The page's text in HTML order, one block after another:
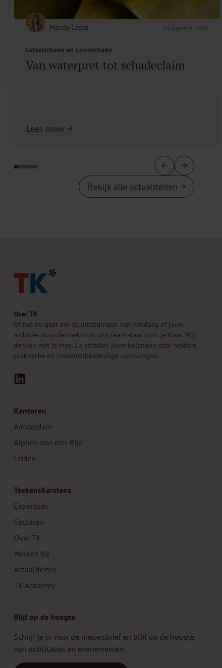
Mandy Cassa 06 augustus 2026
Letselschade en Loonschade
Van waterpret tot schadeclaim
Lees meer
Bekijk alle actualiteiten
Over TK
Of het nu gaat om de uitdagingen van vandaag of jouw
ambities voor de toekomst, ons team staat voor je klaar. Wij
denken met je mee. En vertalen jouw belangen naar heldere,
praktische en toekomstbestendige oplossingen.
Kantoren
Amsterdam
Alphen aan den Rijn
Leiden
TeekensKarstens
Expertises
Sectoren
Over TK
Werken bij
Actualiteiten
TK Academy
Blijf op de hoogte
Schrijf je in voor de nieuwsbrief en blijf op de hoogte
van publicaties en evenementen.